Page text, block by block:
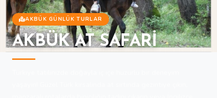
AKBÜK GÜNLÜK TURLAR
AKBÜK AT SAFARİ